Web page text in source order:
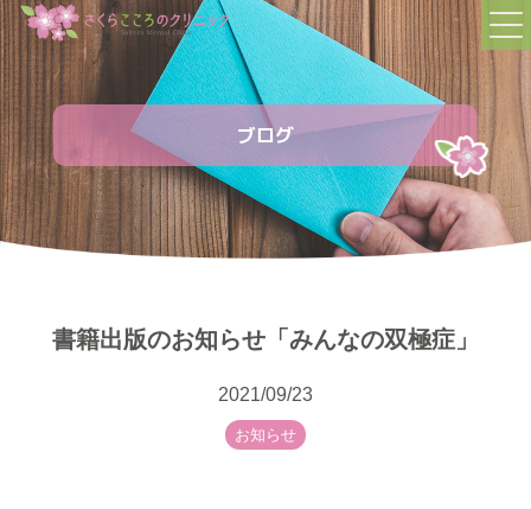
ブログ
TOP
トップページ
FIRST
初めての方へ
STAFF
MENU
書籍出版のお知らせ「みんなの双極症」
2021/09/23
お知らせ